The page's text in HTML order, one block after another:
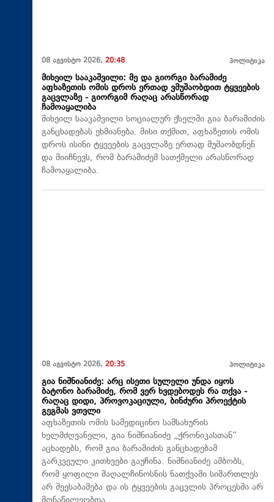
08 აგვისტო 2026, 20:48 პოლიტიკა
მიხეილ სააკაშვილი: მე და გიორგი ბარამიძე
აფხაზეთის ომის დროს ერთად ვმუშაობდით ტყვეების
გაცვლაზე - გიორგიმ რაღაც არასწორად
ჩამოაყალიბა
მიხეილ სააკაშვილი სოციალურ ქსელში გია ბარამიძის
განცხადებას ეხმიანება. მისი თქმით, აფხაზეთის ომის
დროს ისინი ტყვეების გაცვლაზე ერთად მუშაობდნენ
და მიიჩნევს, რომ ბარამიძემ სათქმელი არასწორად
ჩამოაყალიბა.
08 აგვისტო 2026, 20:35 პოლიტიკა
გია ნიშნიანიძე: არც ისეთი სულელი უნდა იყოს
ბატონო ბარამიძე, რომ ვერ ხვდებოდეს რა თქვა -
რაღაც დიდი, პროვოკაციული, ბინძური პროექტის
გეგმას ვთვლი
აფხაზეთის ომის სამედიცინო სამსახურის
ხელმძღვანელი, გია ნიშნიანიძე „ქრონიკასთან“
აცხადებს, რომ გია ბარამიძის განცხადებამ
გარკვეული კითხვები გაუჩინა. ნიშნიანიძე ამბობს,
რომ ყოფილი მაღალჩინოსნის ნათქვამი სიმართლეს
არ შეესაბამება და ის ტყვეების გაცვლის პროცესში არ